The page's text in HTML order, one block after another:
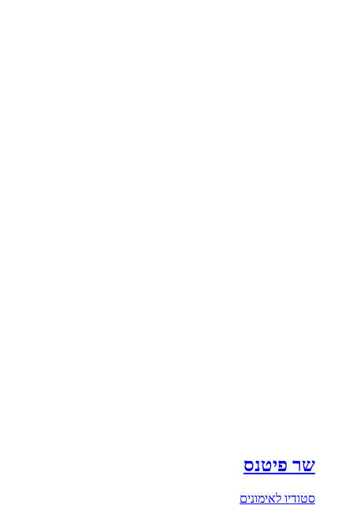
שר פיטנס
סטודיו לאימונים